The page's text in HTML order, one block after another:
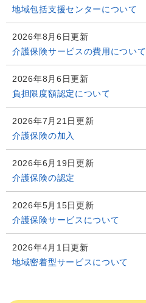
地域包括支援センターについて
2026年8月6日更新
介護保険サービスの費用について
2026年8月6日更新
負担限度額認定について
2026年7月21日更新
介護保険の加入
2026年6月19日更新
介護保険の認定
2026年5月15日更新
介護保険サービスについて
2026年4月1日更新
地域密着型サービスについて